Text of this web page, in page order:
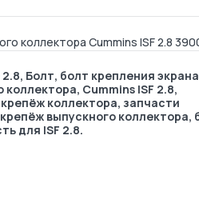
коллектора Cummins ISF 2.8
2.8, Болт, болт крепления
Cummins ISF 2.8,
коллектора, запчасти
выпускного коллектора,
для ISF 2.8.